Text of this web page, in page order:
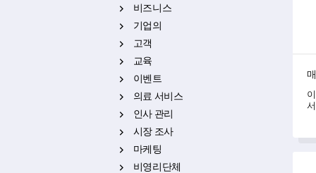
고
비즈니스
기업의
고객
교육
이벤트
의료 서비스
인사 관리
시장 조사
마케팅
비영리단체